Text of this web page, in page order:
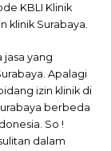
KBLI Klinik
klinik Surabaya.
yang
Apalagi
izin klinik di
berbeda
So !
dalam